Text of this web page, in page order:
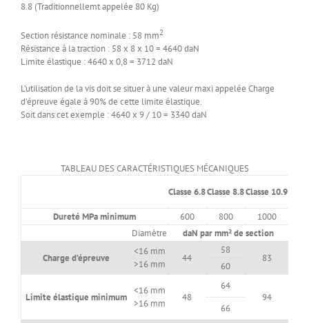
8.8 (Traditionnellemt appelée 80 Kg)
Section résistance nominale : 58 mm2
Résistance à la traction : 58 x 8 x 10 = 4640 daN
Limite élastique : 4640 x 0,8 = 3712 daN
L’utilisation de la vis doit se situer à une valeur maxi appelée Charge
d’épreuve égale à 90% de cette limite élastique.
Soit dans cet exemple : 4640 x 9 / 10 = 3340 daN
TABLEAU DES CARACTÉRISTIQUES MÉCANIQUES
Classe 6.8Classe 8.8Classe 10.9
Dureté MPa minimum 600 800
1000
Diamètre
daN par mm² de section
Charge d’épreuve
<16 mm
>16 mm
44
58
83
60
Limite élastique minimum
<16 mm
>16 mm
48
64
94
66